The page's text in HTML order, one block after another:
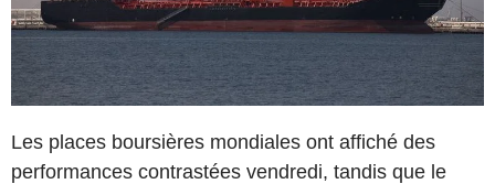
Les places boursières mondiales ont affiché des
performances contrastées vendredi, tandis que le